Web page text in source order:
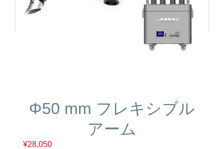
Φ50 mm フレキシブル
アーム
¥28,050